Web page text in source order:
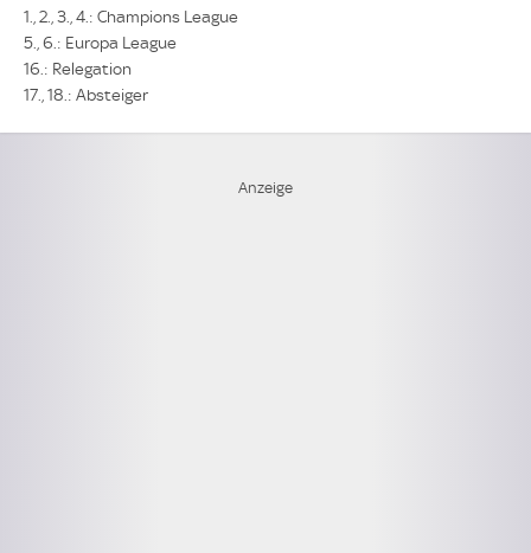
1., 2., 3., 4.: Champions League
5., 6.: Europa League
16.: Relegation
17., 18.: Absteiger